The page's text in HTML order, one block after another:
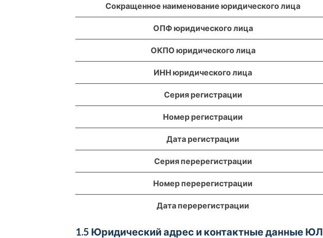
Сокращенное наименование юридического лица
ОПФ юридического лица
ОКПО юридического лица
ИНН юридического лица
Серия регистрации
Номер регистрации
Дата регистрации
Серия перерегистрации
Номер перерегистрации
Дата перерегистрации
1.5 Юридический адрес и контактные данные ЮЛ